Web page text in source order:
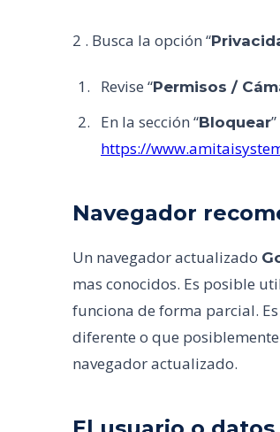
2 . Busca la opción “
Revise “Permisos /
En la sección “Bloquear
https://
Navegador
Un navegador actualizado
mas conocidos. Es posible
funciona de forma parcial.
diferente o que
navegador actualizado.